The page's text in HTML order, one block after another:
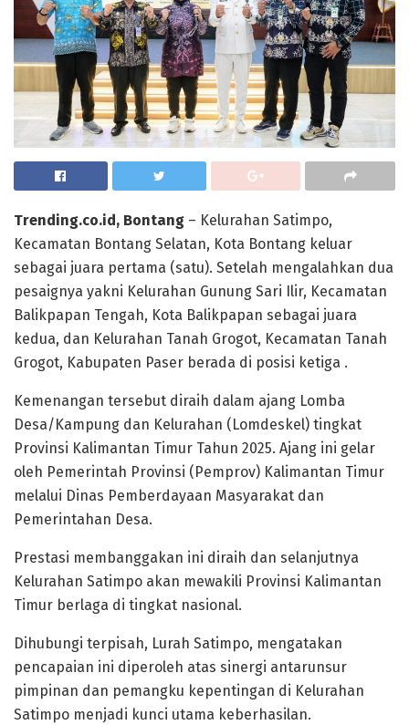
Trending.co.id, Bontang – Kelurahan Satimpo,
Kecamatan Bontang Selatan, Kota Bontang keluar
sebagai juara pertama (satu). Setelah mengalahkan dua
pesaignya yakni Kelurahan Gunung Sari Ilir, Kecamatan
Balikpapan Tengah, Kota Balikpapan sebagai juara
kedua, dan Kelurahan Tanah Grogot, Kecamatan Tanah
Grogot, Kabupaten Paser berada di posisi ketiga .
Kemenangan tersebut diraih dalam ajang Lomba
Desa/Kampung dan Kelurahan (Lomdeskel) tingkat
Provinsi Kalimantan Timur Tahun 2025. Ajang ini gelar
oleh Pemerintah Provinsi (Pemprov) Kalimantan Timur
melalui Dinas Pemberdayaan Masyarakat dan
Pemerintahan Desa.
Prestasi membanggakan ini diraih dan selanjutnya
Kelurahan Satimpo akan mewakili Provinsi Kalimantan
Timur berlaga di tingkat nasional.
Dihubungi terpisah, Lurah Satimpo, mengatakan
pencapaian ini diperoleh atas sinergi antarunsur
pimpinan dan pemangku kepentingan di Kelurahan
Satimpo menjadi kunci utama keberhasilan.